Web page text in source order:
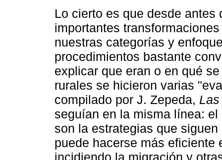
Lo cierto es que desde
importantes
nuestras categorías y
procedimientos bastante
explicar que eran o en qué
rurales se hicieron varias
compilado por J. Zepeda,
seguían en la misma línea:
son la estrategias que
puede hacerse más eficiente
incidiendo la migración y